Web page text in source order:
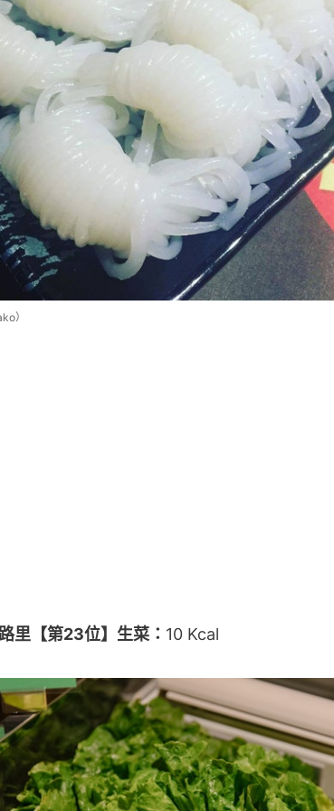
）
里【第23位】生菜： 10 Kcal